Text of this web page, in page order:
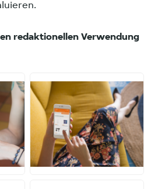
redaktionellen Verwendung
PNG